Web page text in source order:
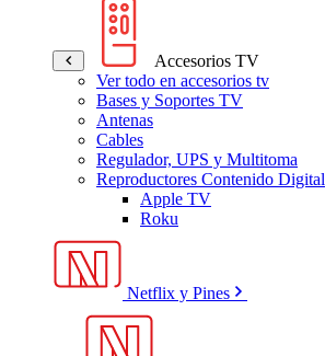
Accesorios TV
Ver todo en accesorios tv
Bases y Soportes TV
Antenas
Cables
Regulador, UPS y Multitoma
Reproductores Contenido Digital
Apple TV
Roku
Netflix y Pines